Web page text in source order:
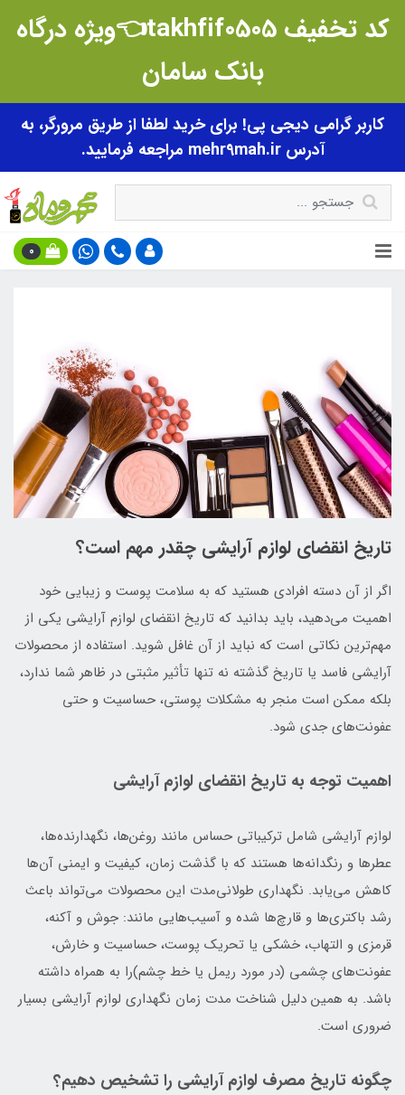
کد تخفیف takhfif0505👈ویژه درگاه
بانک سامان
کاربر گرامی دیجی پی! برای خرید لطفا از طریق مرورگر، به
آدرس mehr9mah.ir مراجعه فرمایید.
0
تاریخ انقضای لوازم آرایشی چقدر مهم است؟
اگر از آن دسته افرادی هستید که به سلامت پوست و زیبایی خود
اهمیت می‌دهید، باید بدانید که تاریخ انقضای لوازم آرایشی یکی از
مهم‌ترین نکاتی است که نباید از آن غافل شوید. استفاده از محصولات
آرایشی فاسد یا تاریخ‌ گذشته نه‌ تنها تأثیر مثبتی در ظاهر شما ندارد،
بلکه ممکن است منجر به مشکلات پوستی، حساسیت و حتی
عفونت‌های جدی شود.
اهمیت توجه به تاریخ انقضای لوازم آرایشی
لوازم آرایشی شامل ترکیباتی حساس مانند روغن‌ها، نگهدارنده‌ها،
عطرها و رنگدانه‌ها هستند که با گذشت زمان، کیفیت و ایمنی آن‌ها
کاهش می‌یابد. نگهداری طولانی‌مدت این محصولات می‌تواند باعث
رشد باکتری‌ها و قارچ‌ها شده و آسیب‌هایی مانند: جوش و آکنه،
قرمزی و التهاب، خشکی یا تحریک پوست، حساسیت و خارش،
عفونت‌های چشمی (در مورد ریمل یا خط چشم)را به همراه داشته
باشد. به همین دلیل شناخت مدت زمان نگهداری لوازم آرایشی بسیار
ضروری است.
چگونه تاریخ مصرف لوازم آرایشی را تشخیص دهیم؟